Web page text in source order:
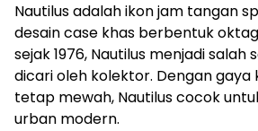
Nautilus adalah ikon jam tangan
desain case khas berbentuk
sejak 1976, Nautilus menjadi salah
dicari oleh kolektor. Dengan gaya
tetap mewah, Nautilus cocok
urban modern.